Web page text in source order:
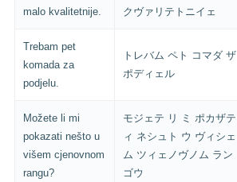
malo kvalitetnije. クヴァリテトニイェ
Trebam pet
komada za
podjelu.
トレバム ペト コマダ ザ
ポディェル
Možete li mi
pokazati nešto u
višem cjenovnom
rangu?
モジェテ リ ミ ポカザテ
ィ ネシュト ウ ヴィシェ
ム ツィェノヴノム ラン
ゴウ